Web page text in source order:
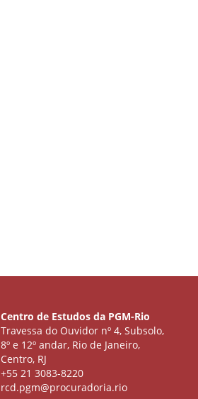
Centro de Estudos da PGM-Rio
Travessa do Ouvidor nº 4, Subsolo,
8º e 12º andar, Rio de Janeiro,
Centro, RJ
+55 21 3083-8220
rcd.pgm@procuradoria.rio